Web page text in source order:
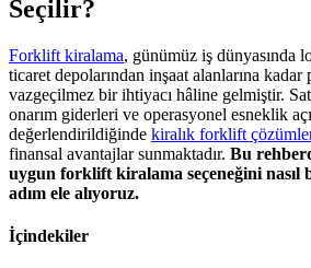
Seçilir?
Forklift kiralama, günümüz iş dünyasında
ticaret depolarından inşaat alanlarına
vazgeçilmez bir ihtiyacı hâline gelmiştir.
onarım giderleri ve operasyonel esneklik
değerlendirildiğinde kiralık forklift
finansal avantajlar sunmaktadır. Bu
uygun forklift kiralama seçeneğini nasıl
adım ele alıyoruz.
İçindekiler